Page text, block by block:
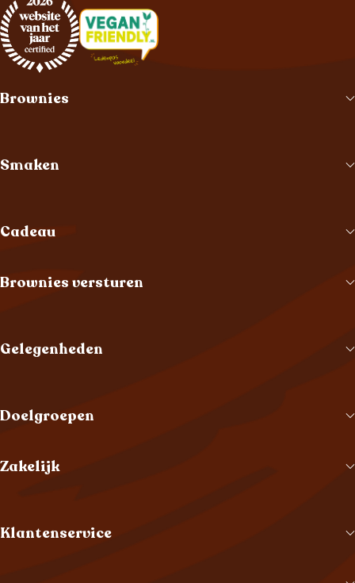
Brownies
Smaken
Cadeau
Brownies versturen
Gelegenheden
Doelgroepen
Zakelijk
Klantenservice